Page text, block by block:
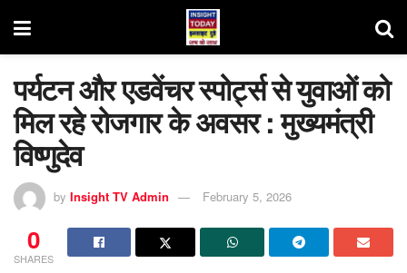
पर्यटन और एडवेंचर स्पोर्ट्स से युवाओं को
मिल रहे रोजगार के अवसर : मुख्यमंत्री
विष्णुदेव
by Insight TV Admin February 5, 2026
0
SHARES